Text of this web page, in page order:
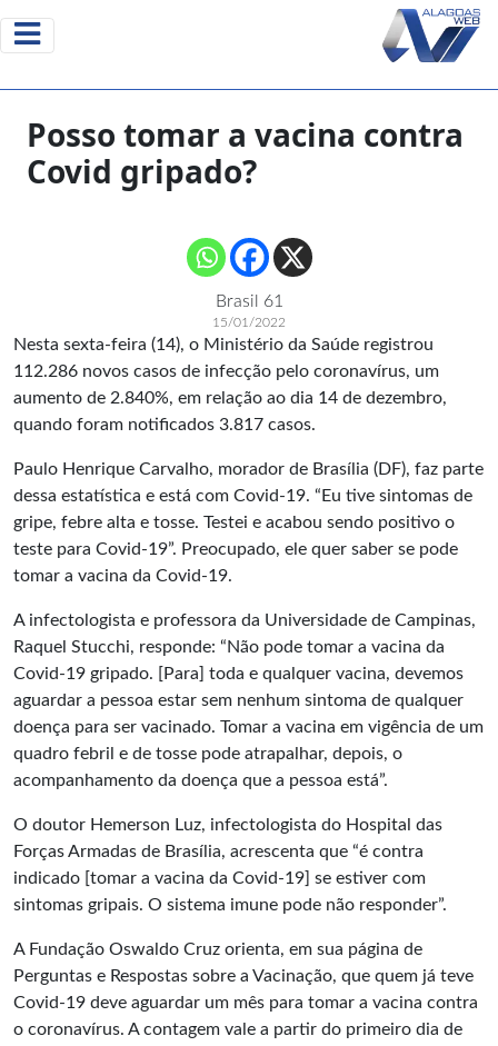
Posso tomar a vacina contra
Covid gripado?
Brasil 61
15/01/2022
Nesta sexta-feira (14), o Ministério da Saúde registrou
112.286 novos casos de infecção pelo coronavírus, um
aumento de 2.840%, em relação ao dia 14 de dezembro,
quando foram notificados 3.817 casos.
Paulo Henrique Carvalho, morador de Brasília (DF), faz parte
dessa estatística e está com Covid-19. “Eu tive sintomas de
gripe, febre alta e tosse. Testei e acabou sendo positivo o
teste para Covid-19”. Preocupado, ele quer saber se pode
tomar a vacina da Covid-19.
A infectologista e professora da Universidade de Campinas,
Raquel Stucchi, responde: “Não pode tomar a vacina da
Covid-19 gripado. [Para] toda e qualquer vacina, devemos
aguardar a pessoa estar sem nenhum sintoma de qualquer
doença para ser vacinado. Tomar a vacina em vigência de um
quadro febril e de tosse pode atrapalhar, depois, o
acompanhamento da doença que a pessoa está”.
O doutor Hemerson Luz, infectologista do Hospital das
Forças Armadas de Brasília, acrescenta que “é contra
indicado [tomar a vacina da Covid-19] se estiver com
sintomas gripais. O sistema imune pode não responder”.
A Fundação Oswaldo Cruz orienta, em sua página de
Perguntas e Respostas sobre a Vacinação, que quem já teve
Covid-19 deve aguardar um mês para tomar a vacina contra
o coronavírus. A contagem vale a partir do primeiro dia de